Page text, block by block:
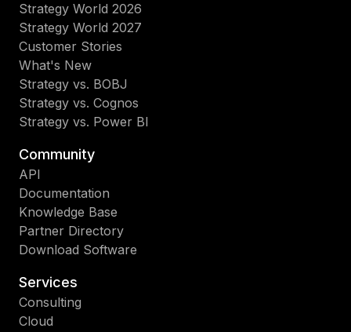
Strategy World 2026
Strategy World 2027
Customer Stories
What's New
Strategy vs. BOBJ
Strategy vs. Cognos
Strategy vs. Power BI
Community
API
Documentation
Knowledge Base
Partner Directory
Download Software
Services
Consulting
Cloud